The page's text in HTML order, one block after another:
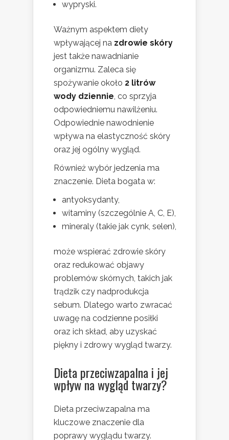
wypryski.
Ważnym aspektem diety
wpływającej na zdrowie skóry
jest także nawadnianie
organizmu. Zaleca się
spożywanie około 2 litrów
wody dziennie, co sprzyja
odpowiedniemu nawilżeniu.
Odpowiednie nawodnienie
wpływa na elastyczność skóry
oraz jej ogólny wygląd.
Również wybór jedzenia ma
znaczenie. Dieta bogata w:
antyoksydanty,
witaminy (szczególnie A, C, E),
mineraly (takie jak cynk, selen),
może wspierać zdrowie skóry
oraz redukować objawy
problemów skórnych, takich jak
trądzik czy nadprodukcja
sebum. Dlatego warto zwracać
uwagę na codzienne posiłki
oraz ich skład, aby uzyskać
piękny i zdrowy wygląd twarzy.
Dieta przeciwzapalna i jej
wpływ na wygląd twarzy?
Dieta przeciwzapalna ma
kluczowe znaczenie dla
poprawy wyglądu twarzy.